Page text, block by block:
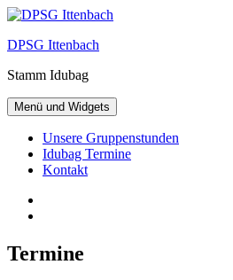
Zum
springen
DPSG Ittenbach
Stamm Idubag
Menü und Widgets
Unsere Gruppenstunden
Idubag Termine
Kontakt
Termine